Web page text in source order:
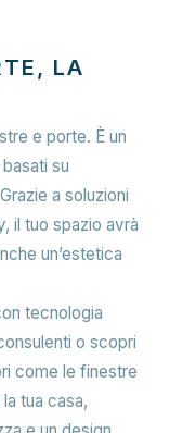
LA
e porte. È un
su
a soluzioni
il tuo spazio avrà
un’estetica
tecnologia
o scopri
come le finestre
tua casa,